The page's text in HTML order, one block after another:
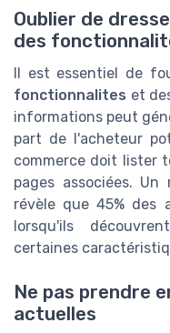
Oublier de
des
Il est essentiel de
fonctionnalites et
informations peut
part de l'acheteur
commerce doit lister
pages associées. Un
révèle que 45% des
lorsqu'ils
certaines
Ne pas prendre
actuelles